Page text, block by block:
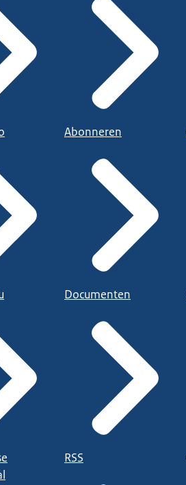
Abonneren
Documenten
RSS